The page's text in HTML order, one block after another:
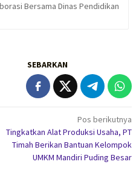
Bersama Dinas Pendidikan
SEBARKAN
Pos berikutnya
Tingkatkan Alat Produksi Usaha, PT
Timah Berikan Bantuan Kelompok
UMKM Mandiri Puding Besar